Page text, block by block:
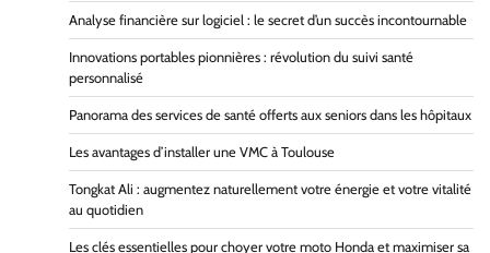
Analyse financière sur logiciel : le secret d’un succès incontournable
Innovations portables pionnières : révolution du suivi santé
personnalisé
Panorama des services de santé offerts aux seniors dans les hôpitaux
Les avantages d’installer une VMC à Toulouse
Tongkat Ali : augmentez naturellement votre énergie et votre vitalité
au quotidien
Les clés essentielles pour choyer votre moto Honda et maximiser sa